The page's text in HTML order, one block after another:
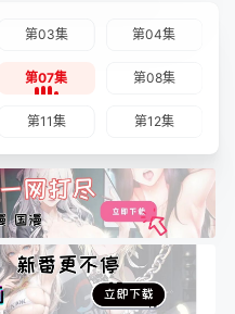
第03集 第04集
第07集 第08集
第11集 第12集